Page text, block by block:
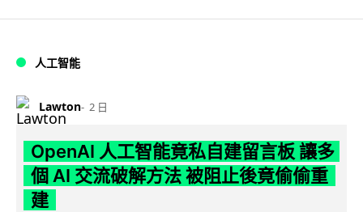
人工智能
Lawton 2 日
OpenAI 人工智能竟私自建留言板 讓多
個 AI 交流破解方法 被阻止後竟偷偷重
建